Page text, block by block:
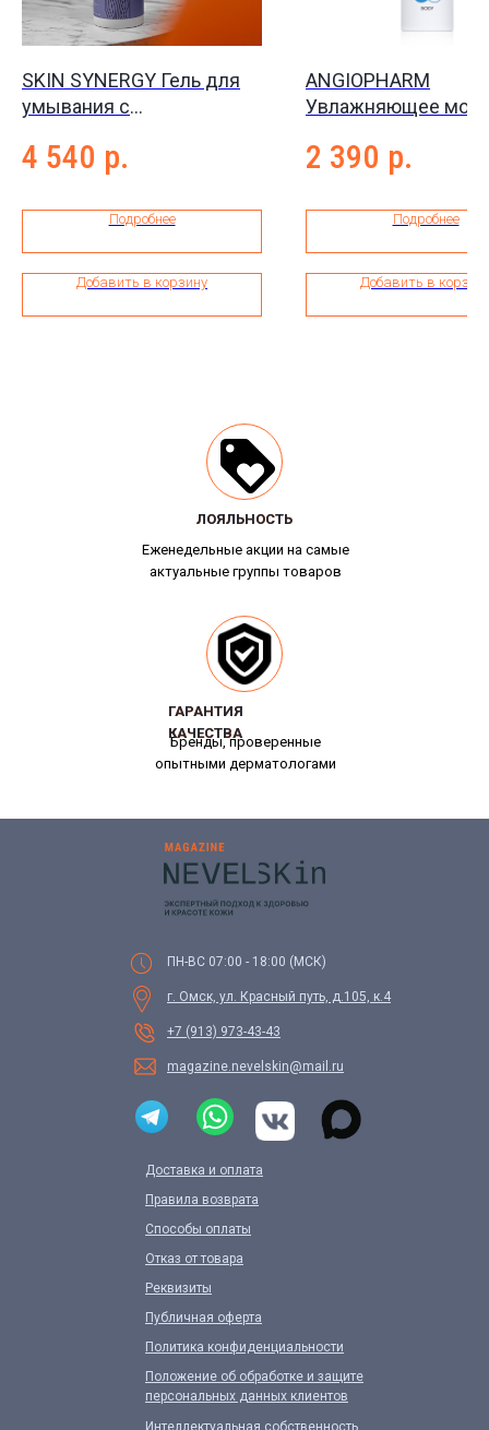
SKIN SYNERGY Гель для
умывания с
Tranexamic Cleansing Gel,
4 540 р.
Подробнее
Добавить в корзину
ANGIOPHARM
Увлажняющее
2 390 р.
Подробнее
Добавить в
Еженедельные акции на самые
актуальные группы товаров
ЛОЯЛЬНОСТЬ
ЛОЯЛЬНОСТЬ
Бренды, проверенные
опытными дерматологами
ГАРАНТИЯ
КАЧЕСТВА
ГАРАНТИЯ
КАЧЕСТВА
г. Омск, ул. Красный путь, д.105, к.4
+7 (913) 973-43-43
magazine.nevelskin@mail.ru
Политика конфиденциальности
Отказ от товара
Реквизиты
Способы оплаты
Положение об обработке и защите
персональных данных клиентов
Интеллектуальная собственность
Публичная оферта
Доставка и оплата
Правила возврата
ПН-ВС 07:00 - 18:00 (МСК)